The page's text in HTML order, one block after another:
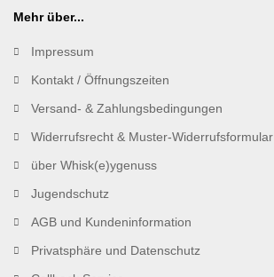
Mehr über...
Impressum
Kontakt / Öffnungszeiten
Versand- & Zahlungsbedingungen
Widerrufsrecht & Muster-Widerrufsformular
über Whisk(e)ygenuss
Jugendschutz
AGB und Kundeninformation
Privatsphäre und Datenschutz